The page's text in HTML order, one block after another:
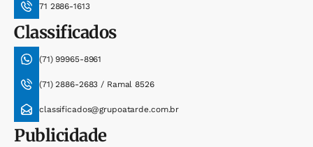
71 2886-1613
Classificados
(71) 99965-8961
(71) 2886-2683 / Ramal 8526
classificados@grupoatarde.com.br
Publicidade